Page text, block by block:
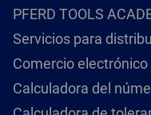
PFERD TOOLS
Servicios para
Comercio electrónico
Calculadora del